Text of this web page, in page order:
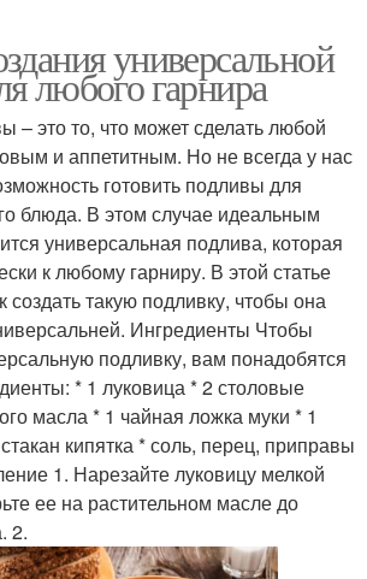
универсальной
любого гарнира
– это то, что может сделать любой
и аппетитным. Но не всегда у нас
готовить подливы для
блюда. В этом случае идеальным
универсальная подлива, которая
к любому гарниру. В этой статье
такую подливку, чтобы она
Ингредиенты Чтобы
подливку, вам понадобятся
* 1 луковица * 2 столовые
масла * 1 чайная ложка муки * 1
кипятка * соль, перец, приправы
1. Нарезайте луковицу мелкой
ее на растительном масле до
2.